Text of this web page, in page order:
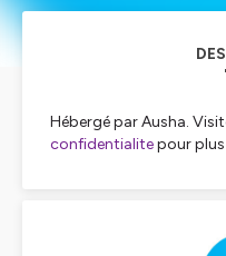
Hébergé par Ausha.
confidentialitepour